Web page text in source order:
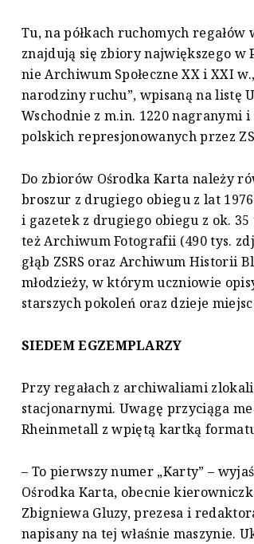
Tu, na półkach ruchomych
znajdują się zbiory największego w
nie Archiwum Społeczne XX i XXI
narodziny ruchu”, wpisaną na listę
Wschodnie z m.in. 1220
polskich represjonowanych przez
Do zbiorów Ośrodka Karta należy
broszur z drugiego obiegu z lat
i gazetek z drugiego obiegu z ok.
też Archiwum Fotografii (490 tys.
głąb ZSRS oraz Archiwum Historii
młodzieży, w którym uczniowie
starszych pokoleń oraz dzieje
SIEDEM EGZEMPLARZY
Przy regałach z archiwaliami
stacjonarnymi. Uwagę przyciąga
Rheinmetall z wpiętą kartką
– To pierwszy numer „Karty” –
Ośrodka Karta, obecnie
Zbigniewa Gluzy, prezesa i
napisany na tej właśnie maszynie.